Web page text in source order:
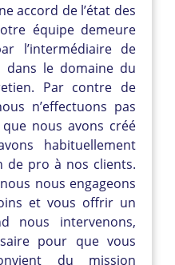
accord de l’état des
équipe demeure
l’intermédiaire de
dans le domaine du
Par contre de
n’effectuons pas
nous avons créé
habituellement
de pro à nos clients.
nous engageons
et vous offrir un
nous intervenons,
pour que vous
du mission